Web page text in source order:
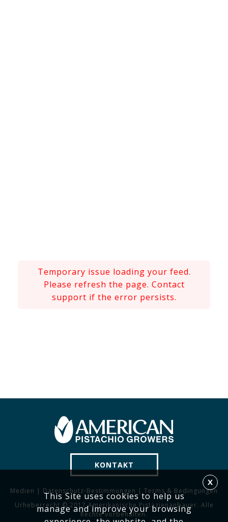
Temporary issue loading your feed.
Please refresh the page. Contact
support if the error persists.
KONTAKT
Medien Datenschutz-Bestimmungen
Terms & Bedingungen
Urheberrecht © 2017 Amerikanische Pistazienanbauer. Alle
Rechte vorbehalten.
X
This Site uses cookies to help us
manage and improve your browsing